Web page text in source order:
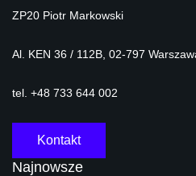
ZP20 Piotr Markowski
Al. KEN 36 / 112B, 02-797
tel. +48 733 644 002
Kontakt
Najnowsze